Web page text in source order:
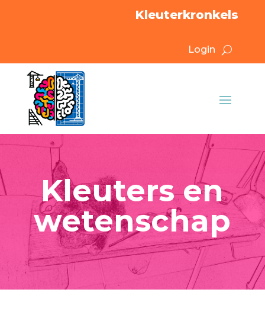
Kleuterkronkels
Login
Kleuters en
wetenschap